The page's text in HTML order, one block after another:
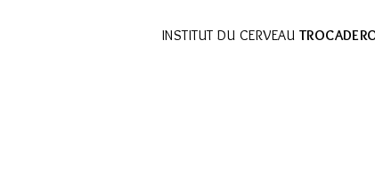
INSTITUT DU CERVEAU